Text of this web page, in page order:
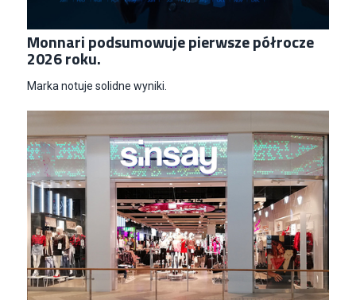
Monnari podsumowuje pierwsze półrocze
2026 roku.
Marka notuje solidne wyniki.